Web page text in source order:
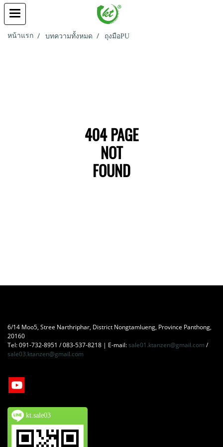
หน้าแรก บทความทั้งหมด ถุงมือPU
404 PAGE
NOT
FOUND
6/14 Moo5, Stree Narthriphar, District Nongtamlueng, Province Panthong,
20160
Tel: 091-732-8951 / 083-537-8218 | E-mail:sale01.ktanzen@gmail.com /
sale03.ktanzen@gmail.com
kt.sale03